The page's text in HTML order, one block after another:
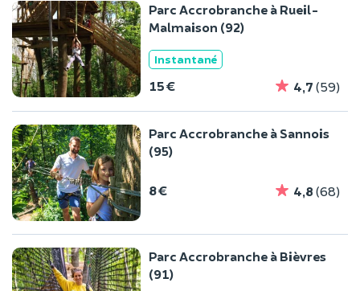
Parc Accrobranche à Rueil-
Malmaison (92)
Instantané
15 € 4,7 (59)
Parc Accrobranche à Sannois
(95)
8 € 4,8 (68)
Parc Accrobranche à Bièvres
(91)